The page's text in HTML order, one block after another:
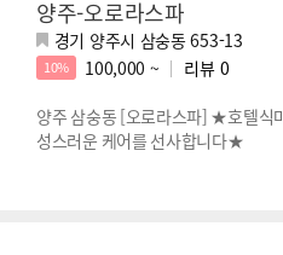
양주-오로라스파
경기 양주시 삼숭동 653-13
10% 100,000 ~ 리뷰 0
양주 삼숭동 [오로라스파] ★호텔
성스러운 케어를 선사합니다★